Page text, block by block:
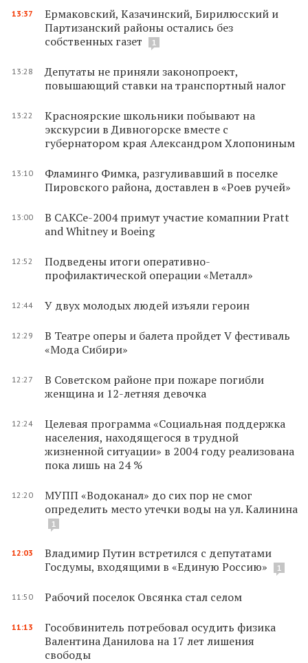
13:37
Ермаковский, Казачинский, Бирилюсский и
Партизанский районы остались без
собственных газет
1
13:28
Депутаты не приняли законопроект,
повышающий ставки на транспортный налог
13:22
Красноярские школьники побывают на
экскурсии в Дивногорске вместе с
губернатором края Александром Хлопониным
13:10
Фламинго Фимка, разгуливавший в поселке
Пировского района, доставлен в «Роев ручей»
13:00
В САКСе-2004 примут участие комапнии Pratt
and Whitney и Boeing
12:52
Подведены итоги оперативно-
профилактической операции «Металл»
12:44 У двух молодых людей изъяли героин
12:29
В Театре оперы и балета пройдет V фестиваль
«Мода Сибири»
12:27
В Советском районе при пожаре погибли
женщина и 12-летняя девочка
12:24
Целевая программа «Социальная поддержка
населения, находящегося в трудной
жизненной ситуации» в 2004 году реализована
пока лишь на 24 %
12:20
МУПП «Водоканал» до сих пор не смог
определить место утечки воды на ул. Калинина
1
12:03
Владимир Путин встретился с депутатами
Госдумы, входящими в «Единую Россию»
1
11:50 Рабочий поселок Овсянка стал селом
11:13
Гособвинитель потребовал осудить физика
Валентина Данилова на 17 лет лишения
свободы